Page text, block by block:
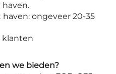
haven.
ongeveer 20-35
klanten
we bieden?